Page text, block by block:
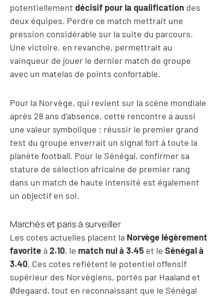
potentiellement décisif pour la qualification des
deux équipes. Perdre ce match mettrait une
pression considérable sur la suite du parcours.
Une victoire, en revanche, permettrait au
vainqueur de jouer le dernier match de groupe
avec un matelas de points confortable.
Pour la Norvège, qui revient sur la scène mondiale
après 28 ans d’absence, cette rencontre a aussi
une valeur symbolique : réussir le premier grand
test du groupe enverrait un signal fort à toute la
planète football. Pour le Sénégal, confirmer sa
stature de sélection africaine de premier rang
dans un match de haute intensité est également
un objectif en soi.
Marchés et paris à surveiller
Les cotes actuelles placent la Norvège légèrement
favorite à 2.10, le match nul à 3.45 et le Sénégal à
3.40. Ces cotes reflètent le potentiel offensif
supérieur des Norvégiens, portés par Haaland et
Ødegaard, tout en reconnaissant que le Sénégal